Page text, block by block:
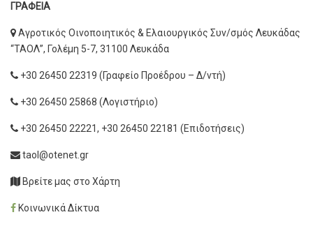
ΓΡΑΦΕΙΑ
Αγροτικός Οινοποιητικός & Ελαιουργικός Συν/σμός Λευκάδας
“ΤΑΟΛ”, Γολέμη 5-7, 31100 Λευκάδα
+30 26450 22319 (Γραφείο Προέδρου – Δ/ντή)
+30 26450 25868 (Λογιστήριο)
+30 26450 22221, +30 26450 22181 (Επιδοτήσεις)
taol@otenet.gr
Βρείτε μας στο Χάρτη
Κοινωνικά Δίκτυα